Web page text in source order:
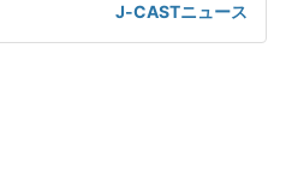
J-CASTニュース